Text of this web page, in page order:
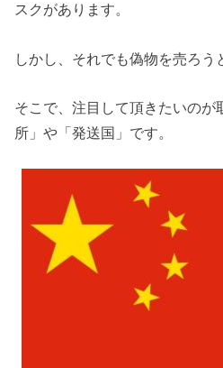
スクがあります。
しかし、それでも偽物を売ろう
そこで、注目して頂きたいのが
所」や「発送国」です。